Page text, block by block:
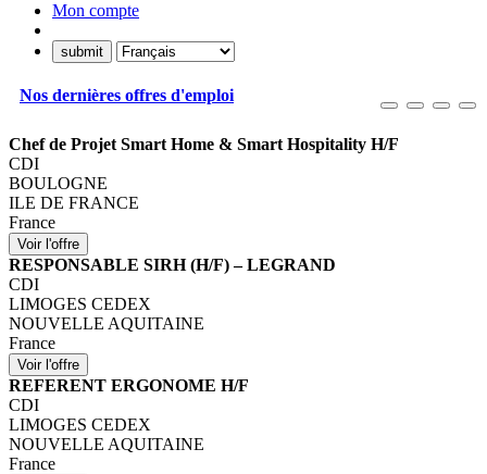
Mon compte
Nos dernières offres d'emploi
Chef de Projet Smart Home & Smart Hospitality H/F
CDI
BOULOGNE
ILE DE FRANCE
France
RESPONSABLE SIRH (H/F) – LEGRAND
CDI
LIMOGES CEDEX
NOUVELLE AQUITAINE
France
REFERENT ERGONOME H/F
CDI
LIMOGES CEDEX
NOUVELLE AQUITAINE
France